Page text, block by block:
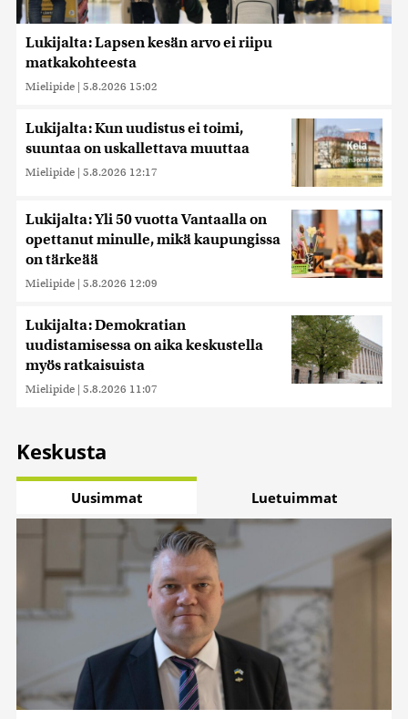
Lukijalta: Lapsen kesän arvo ei riipu
matkakohteesta
Mielipide | 5.8.2026 15:02
Lukijalta: Kun uudistus ei toimi,
suuntaa on uskallettava muuttaa
Mielipide | 5.8.2026 12:17
Lukijalta: Yli 50 vuotta Vantaalla on
opettanut minulle, mikä kaupungissa
on tärkeää
Mielipide | 5.8.2026 12:09
Lukijalta: Demokratian
uudistamisessa on aika keskustella
myös ratkaisuista
Mielipide | 5.8.2026 11:07
Keskusta
Uusimmat Luetuimmat